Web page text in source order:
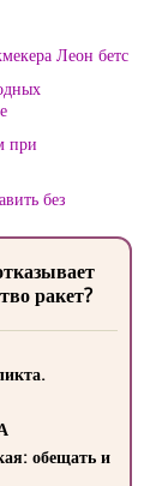
Леон бетс
при
без
ракет?
обещать и